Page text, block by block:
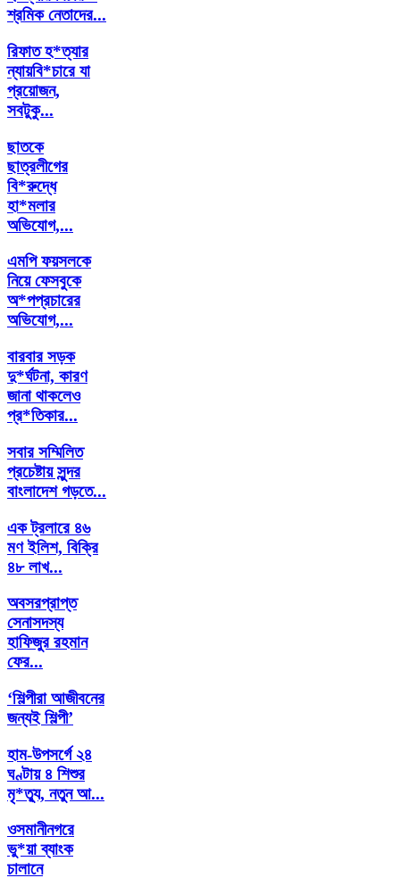
শ্রমিক নেতাদের...
রিফাত হ*ত্যার
ন্যায়বি*চারে যা
প্রয়োজন,
সবটুকু...
ছাতকে
ছাত্রলীগের
বি*রুদ্ধে
হা*মলার
অভিযোগ,...
এমপি ফয়সলকে
নিয়ে ফেসবুকে
অ*পপ্রচারের
অভিযোগ,...
বারবার সড়ক
দু*র্ঘটনা, কারণ
জানা থাকলেও
প্র*তিকার...
সবার সম্মিলিত
প্রচেষ্টায় সুন্দর
বাংলাদেশ গড়তে...
এক ট্রলারে ৪৬
মণ ইলিশ, বিক্রি
৪৮ লাখ...
অবসরপ্রাপ্ত
সেনাসদস্য
হাফিজুর রহমান
ফের...
‘শিল্পীরা আজীবনের
জন্যই শিল্পী’
হাম-উপসর্গে ২৪
ঘণ্টায় ৪ শিশুর
মৃ*ত্যু, নতুন আ...
ওসমানীনগরে
ভু*য়া ব্যাংক
চালানে